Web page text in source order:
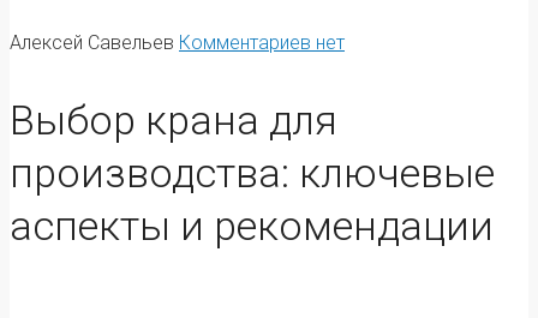
Алексей Савельев Комментариев нет
Выбор крана для
производства: ключевые
аспекты и рекомендации